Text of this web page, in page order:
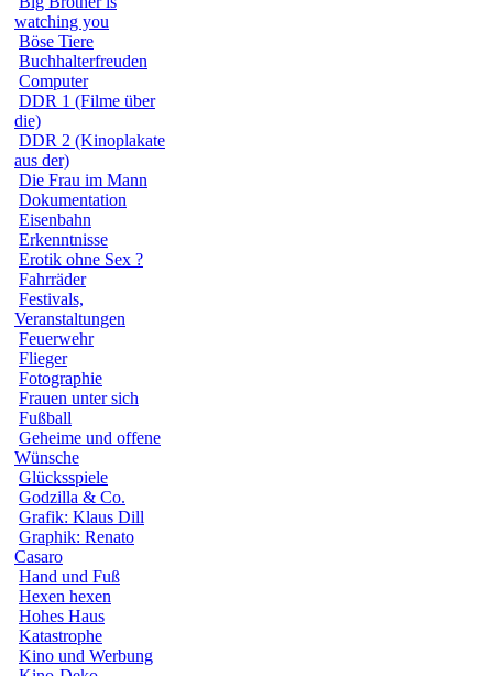
watching you
Böse Tiere
Buchhalterfreuden
Computer
DDR 1 (Filme über
die)
DDR 2 (Kinoplakate
aus der)
Die Frau im Mann
Dokumentation
Eisenbahn
Erkenntnisse
Erotik ohne Sex ?
Fahrräder
Festivals,
Veranstaltungen
Feuerwehr
Flieger
Fotographie
Frauen unter sich
Fußball
Geheime und offene
Wünsche
Glücksspiele
Godzilla & Co.
Grafik: Klaus Dill
Graphik: Renato
Casaro
Hand und Fuß
Hexen hexen
Hohes Haus
Katastrophe
Kino und Werbung